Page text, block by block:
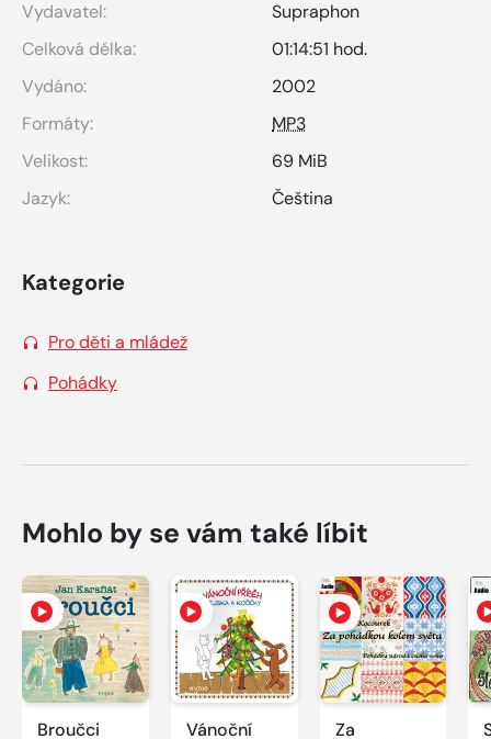
Vydavatel:
Supraphon
Celková délka:
01:14:51 hod.
Vydáno:
2002
Formáty:
MP3
Velikost:
69 MiB
Jazyk:
Čeština
Kategorie
Pro děti a mládež
Pohádky
Mohlo by se vám také líbit
Broučci
Vánoční
Za